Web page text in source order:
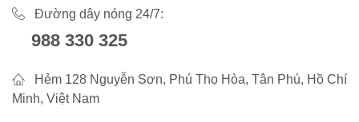
Đường dây nóng 24/7:
988 330 325
Hẻm 128 Nguyễn Sơn, Phú Thọ Hòa, Tân Phú, Hồ Chí
Minh, Việt Nam